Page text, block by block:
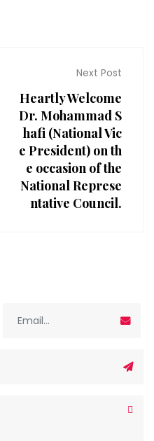
Next Post
Heartly Welcome
Dr. Mohammad S
hafi (National Vic
e President) on th
e occasion of the
National Represe
ntative Council.